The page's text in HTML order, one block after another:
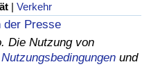
|Verkehr
der Presse
Die Nutzung von
Nutzungsbedingungen und
nach Land